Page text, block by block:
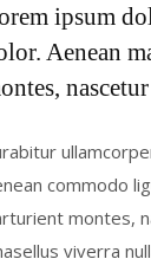
ipsum
Aenean
commodo
montes,
viverra